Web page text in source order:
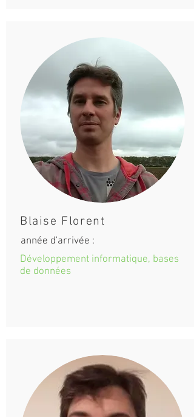
Blaise Florent
année d'arrivée :
Développement informatique, bases
de données